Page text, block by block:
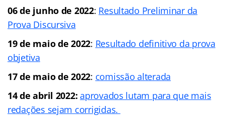
06 de junho de 2022: Resultado Preliminar da
Prova Discursiva
19 de maio de 2022: Resultado definitivo da prova
objetiva
17 de maio de 2022: comissão alterada
14 de abril 2022: aprovados lutam para que mais
redações sejam corrigidas.